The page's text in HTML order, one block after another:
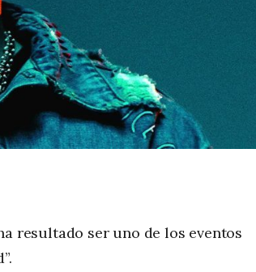
resultado ser uno de los eventos